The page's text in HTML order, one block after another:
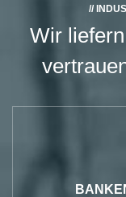
//
Wir